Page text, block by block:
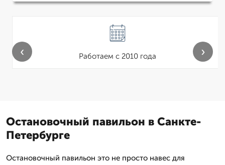
Работаем с 2010 года
‹ ›
Остановочный павильон в Санкте-
Петербурге
Остановочный павильон это не просто навес для